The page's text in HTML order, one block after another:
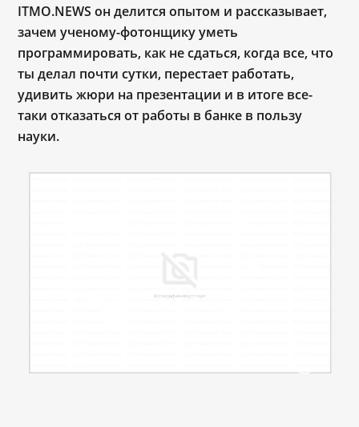
ITMO.NEWS он делится опытом и рассказывает,
зачем ученому-фотонщику уметь
программировать, как не сдаться, когда все, что
ты делал почти сутки, перестает работать,
удивить жюри на презентации и в итоге все-
таки отказаться от работы в банке в пользу
науки.